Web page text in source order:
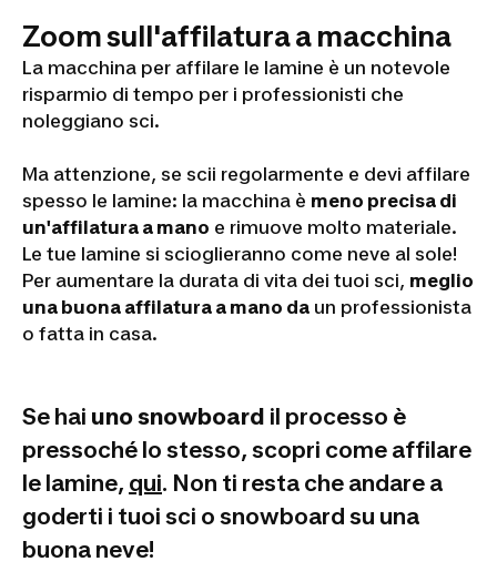
Zoom sull'affilatura a macchina
La macchina per affilare le lamine è un notevole
risparmio di tempo per i professionisti che
noleggiano sci.
Ma attenzione, se scii regolarmente e devi affilare
spesso le lamine: la macchina è meno precisa di
un'affilatura a mano e rimuove molto materiale.
Le tue lamine si scioglieranno come neve al sole!
Per aumentare la durata di vita dei tuoi sci, meglio
una buona affilatura a mano da un professionista
o fatta in casa.
Se hai uno snowboard il processo è
pressoché lo stesso, scopri come affilare
le lamine, qui. Non ti resta che andare a
goderti i tuoi sci o snowboard su una
buona neve!